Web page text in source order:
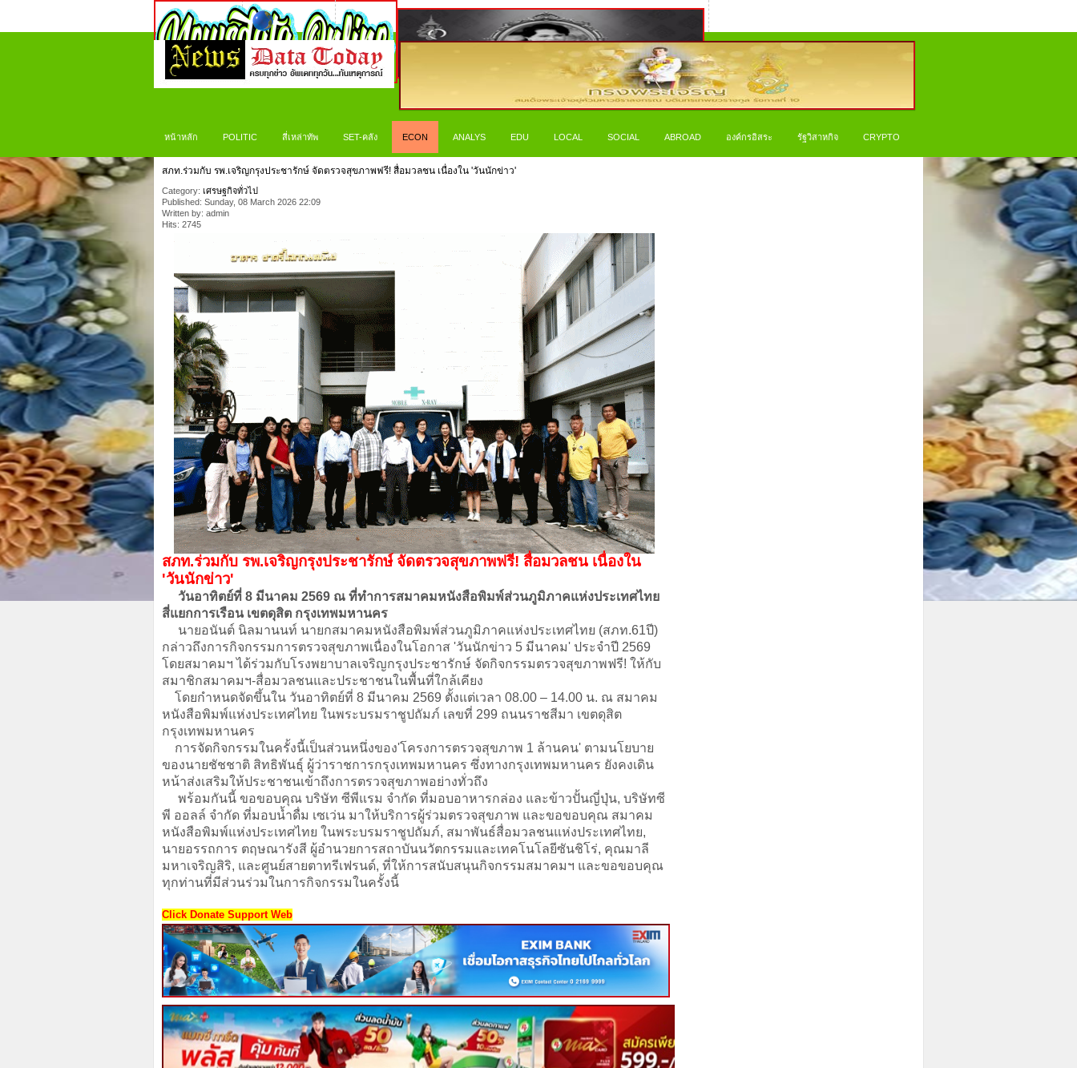
หน้าหลัก POLITIC สี่เหล่าทัพ SET-คลัง ECON ANALYS EDU LOCAL SOCIAL ABROAD องค์กรอิสระ รัฐวิสาหกิจ CRYPTO
สภท.ร่วมกับ รพ.เจริญกรุงประชารักษ์ จัดตรวจสุขภาพฟรี! สื่อมวลชน เนื่องใน 'วันนักข่าว'
Category: เศรษฐกิจทั่วไป
Published: Sunday, 08 March 2026 22:09
Written by: admin
Hits: 2745
สภท.ร่วมกับ รพ.เจริญกรุงประชารักษ์ จัดตรวจสุขภาพฟรี! สื่อมวลชน เนื่องใน
'วันนักข่าว'
วันอาทิตย์ที่ 8 มีนาคม 2569 ณ ที่ทำการสมาคมหนังสือพิมพ์ส่วนภูมิภาคแห่งประเทศไทย
สี่แยกการเรือน เขตดุสิต กรุงเทพมหานคร
นายอนันต์ นิลมานนท์ นายกสมาคมหนังสือพิมพ์ส่วนภูมิภาคแห่งประเทศไทย (สภท.61ปี) ​
กล่าวถึงการกิจกรรมการตรวจสุขภาพ​เนื่องในโอกาส 'วันนักข่าว 5 มีนาคม' ประจำปี 2569
โดยสมาคมฯ ได้ร่วมกับโรงพยาบาลเจริญกรุงประชารักษ์ จัดกิจกรรมตรวจสุขภาพฟรี! ให้กับ
สมาชิกสมาคมฯ-สื่อมวลชนและประชาชนในพื้นที่ใกล้เคียง
โดยกำหนดจัดขึ้นใน วันอาทิตย์ที่ 8 มีนาคม 2569 ตั้งแต่เวลา 08.00 – 14.00 น. ณ สมาคม
หนังสือพิมพ์แห่งประเทศไทย ในพระบรมราชูปถัมภ์ เลขที่ 299 ถนนราชสีมา เขตดุสิต
กรุงเทพมหานคร
การจัดกิจกรรมในครั้งนี้เป็นส่วนหนึ่งของ'โครงการตรวจสุขภาพ 1 ล้านคน' ตามนโยบาย
ของนายชัชชาติ สิทธิพันธุ์ ผู้ว่าราชการกรุงเทพมหานคร ​ซึ่งทางกรุงเทพมหานคร​ ยังคงเดิน
หน้าส่งเสริมให้ประชาชนเข้าถึงการตรวจสุขภาพอย่างทั่วถึง
พร้อมกันนี้ ขอขอบคุณ บริษัท ซีพีแรม จำกัด ที่มอบอาหารกล่อง และข้าวปั้นญี่ปุ่น, บริษัทซี
พี ออลล์ จำกัด ที่มอบน้ำดื่ม เซเว่น มาให้บริการผู้ร่วมตรวจสุขภาพ และขอขอบคุณ ​สมาคม
หนังสือพิมพ์แห่งประเทศไทย​ ในพระบรมราชูปถัมภ์, สมาพันธ์สื่อมวลชนแห่งประเทศไทย,
นายอรรถการ ตฤษณารังสี ผู้อำนวยการสถาบันนวัตกรรมและเทคโนโลยีซันชิโร่, คุณมาลี
มหาเจริญสิริ, และ​ศูนย์สายตา​ทรีเฟรนด์, ที่ให้การสนับสนุนกิจกรรมสมาคมฯ และขอขอบคุณ
ทุกท่านที่มีส่วนร่วมในการกิจกรรมในครั้งนี้
Click Donate Support Web